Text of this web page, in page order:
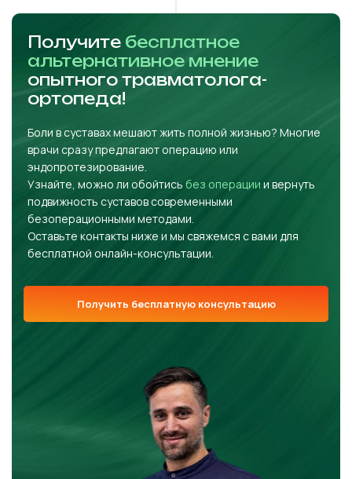
Получите бесплатное
альтернативное мнение
опытного травматолога-
ортопеда!
Боли в суставах мешают жить полной жизнью? Многие
врачи сразу предлагают операцию или
эндопротезирование.
Узнайте, можно ли обойтись без операции и вернуть
подвижность суставов современными
безоперационными методами.
Оставьте контакты ниже и мы свяжемся с вами для
бесплатной онлайн-консультации.
Получить бесплатную консультацию